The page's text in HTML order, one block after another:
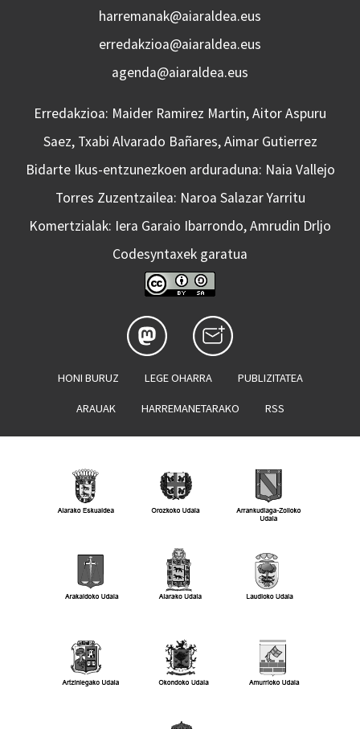
harremanak@aiaraldea.eus
erredakzioa@aiaraldea.eus
agenda@aiaraldea.eus
Erredakzioa: Maider Ramirez Martin, Aitor Aspuru
Saez, Txabi Alvarado Bañares, Aimar Gutierrez
Bidarte Ikus-entzunezkoen arduraduna: Naia Vallejo
Torres Zuzentzailea: Naroa Salazar Yarritu
Komertzialak: Iera Garaio Ibarrondo, Amrudin Drljo
Codesyntaxek garatua
HONI BURUZ LEGE OHARRA PUBLIZITATEA
ARAUAK HARREMANETARAKO RSS